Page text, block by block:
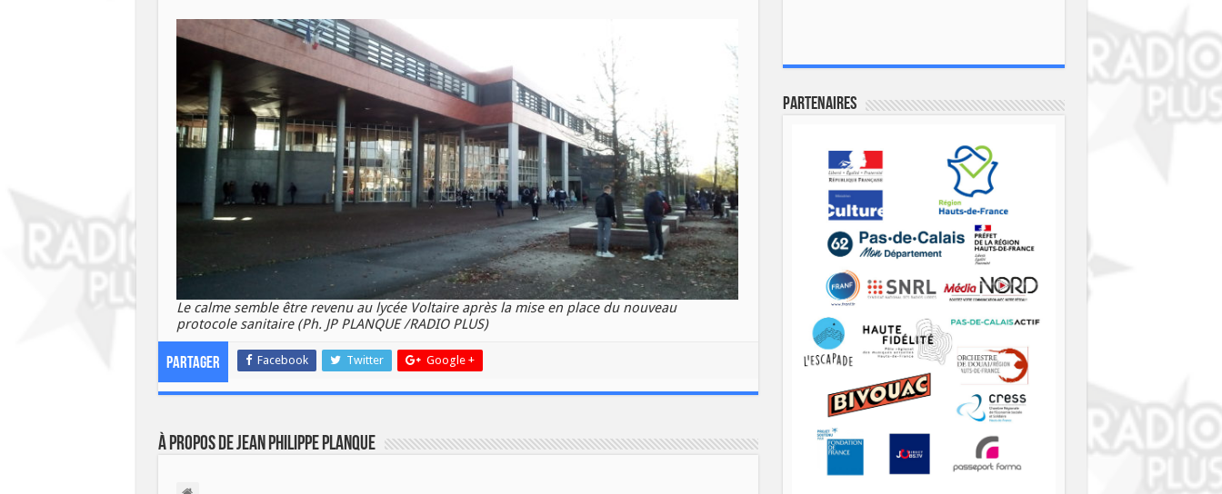
Le calme semble être revenu au lycée Voltaire après la mise en place du nouveau
protocole sanitaire (Ph. JP PLANQUE /RADIO PLUS)
Partager Facebook Twitter Google +
À propos de Jean Philippe Planque
Partenaires